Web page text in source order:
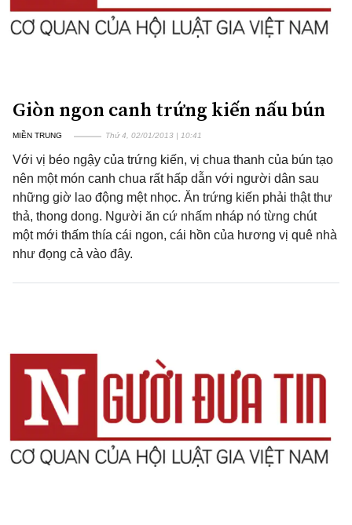
Giòn ngon canh trứng kiến nấu bún
MIỀN TRUNG Thứ 4, 02/01/2013 | 10:41
Với vị béo ngậy của trứng kiến, vị chua thanh của bún tạo
nên một món canh chua rất hấp dẫn với người dân sau
những giờ lao động mệt nhọc. Ăn trứng kiến phải thật thư
thả, thong dong. Người ăn cứ nhấm nháp nó từng chút
một mới thấm thía cái ngon, cái hồn của hương vị quê nhà
như đọng cả vào đây.